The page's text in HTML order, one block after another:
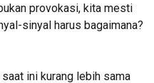
provokasi, kita mesti
sinyal harus bagaimana?
ini kurang lebih sama